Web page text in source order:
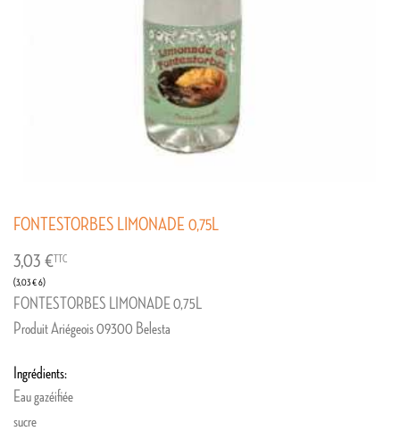
FONTESTORBES LIMONADE 0,75L
3,03 €
(3,03 € 6)
TTC
FONTESTORBES LIMONADE 0,75L
Produit Ariégeois 09300 Belesta
Ingrédients:
Eau gazéifiée
sucre